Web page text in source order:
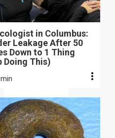
in Columbus:
Leakage After 50
Down to 1 Thing
Doing This)